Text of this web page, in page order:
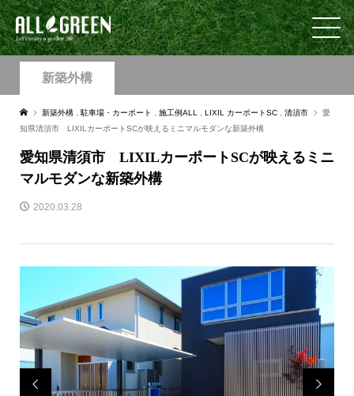
新築外構
新築外構 駐車場・カーポート 施工例ALL LIXIL カーポートSC 清須市
愛
知県清須市 LIXILカーポートSCが映えるミニマルモダンな新築外構
愛知県清須市 LIXILカーポートSCが映えるミニ
マルモダンな新築外構
2020.03.28
 